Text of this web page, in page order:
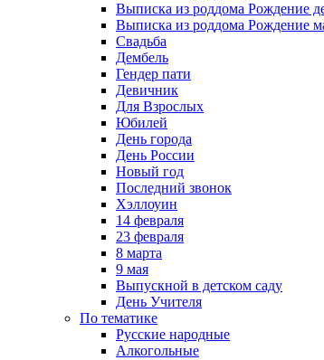
Выписка из роддома Рождение
Выписка из роддома Рождение
Свадьба
Дембель
Гендер пати
Девичник
Для Взрослых
Юбилей
День города
День России
Новый год
Последний звонок
Хэллоуин
14 февраля
23 февраля
8 марта
9 мая
Выпускной в детском саду
День Учителя
По тематике
Русские народные
Алкогольные